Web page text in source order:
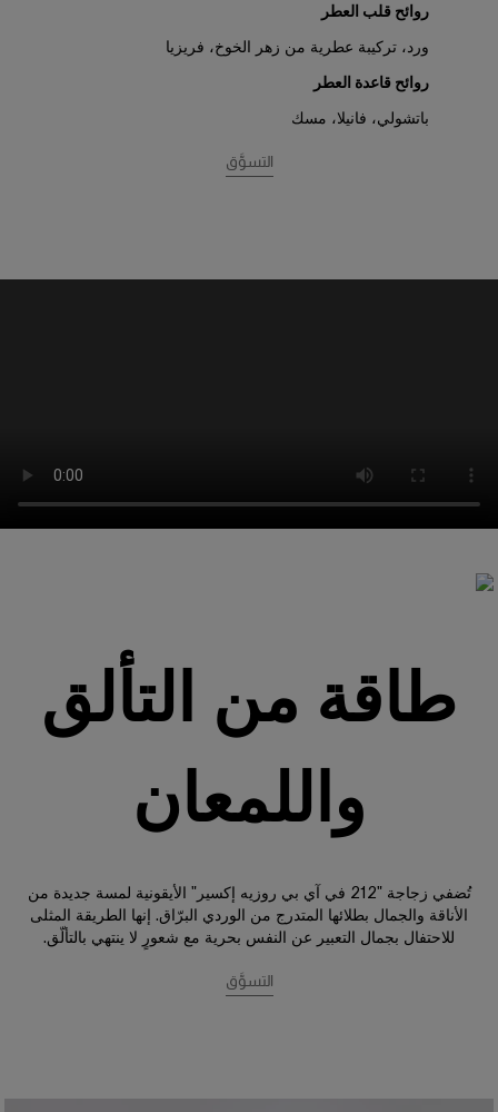
روائح قلب العطر
ورد، تركيبة عطرية من زهر الخوخ، فريزيا
روائح قاعدة العطر
باتشولي، فانيلا، مسك
التسوَّق
طاقة من التألق
واللمعان
تُضفي زجاجة "212 في آي بي روزيه إكسير" الأيقونية لمسة جديدة من
الأناقة والجمال بطلائها المتدرج من الوردي البرّاق. إنها الطريقة المثلى
للاحتفال بجمال التعبير عن النفس بحرية مع شعورٍ لا ينتهي بالتألّق.
التسوَّق